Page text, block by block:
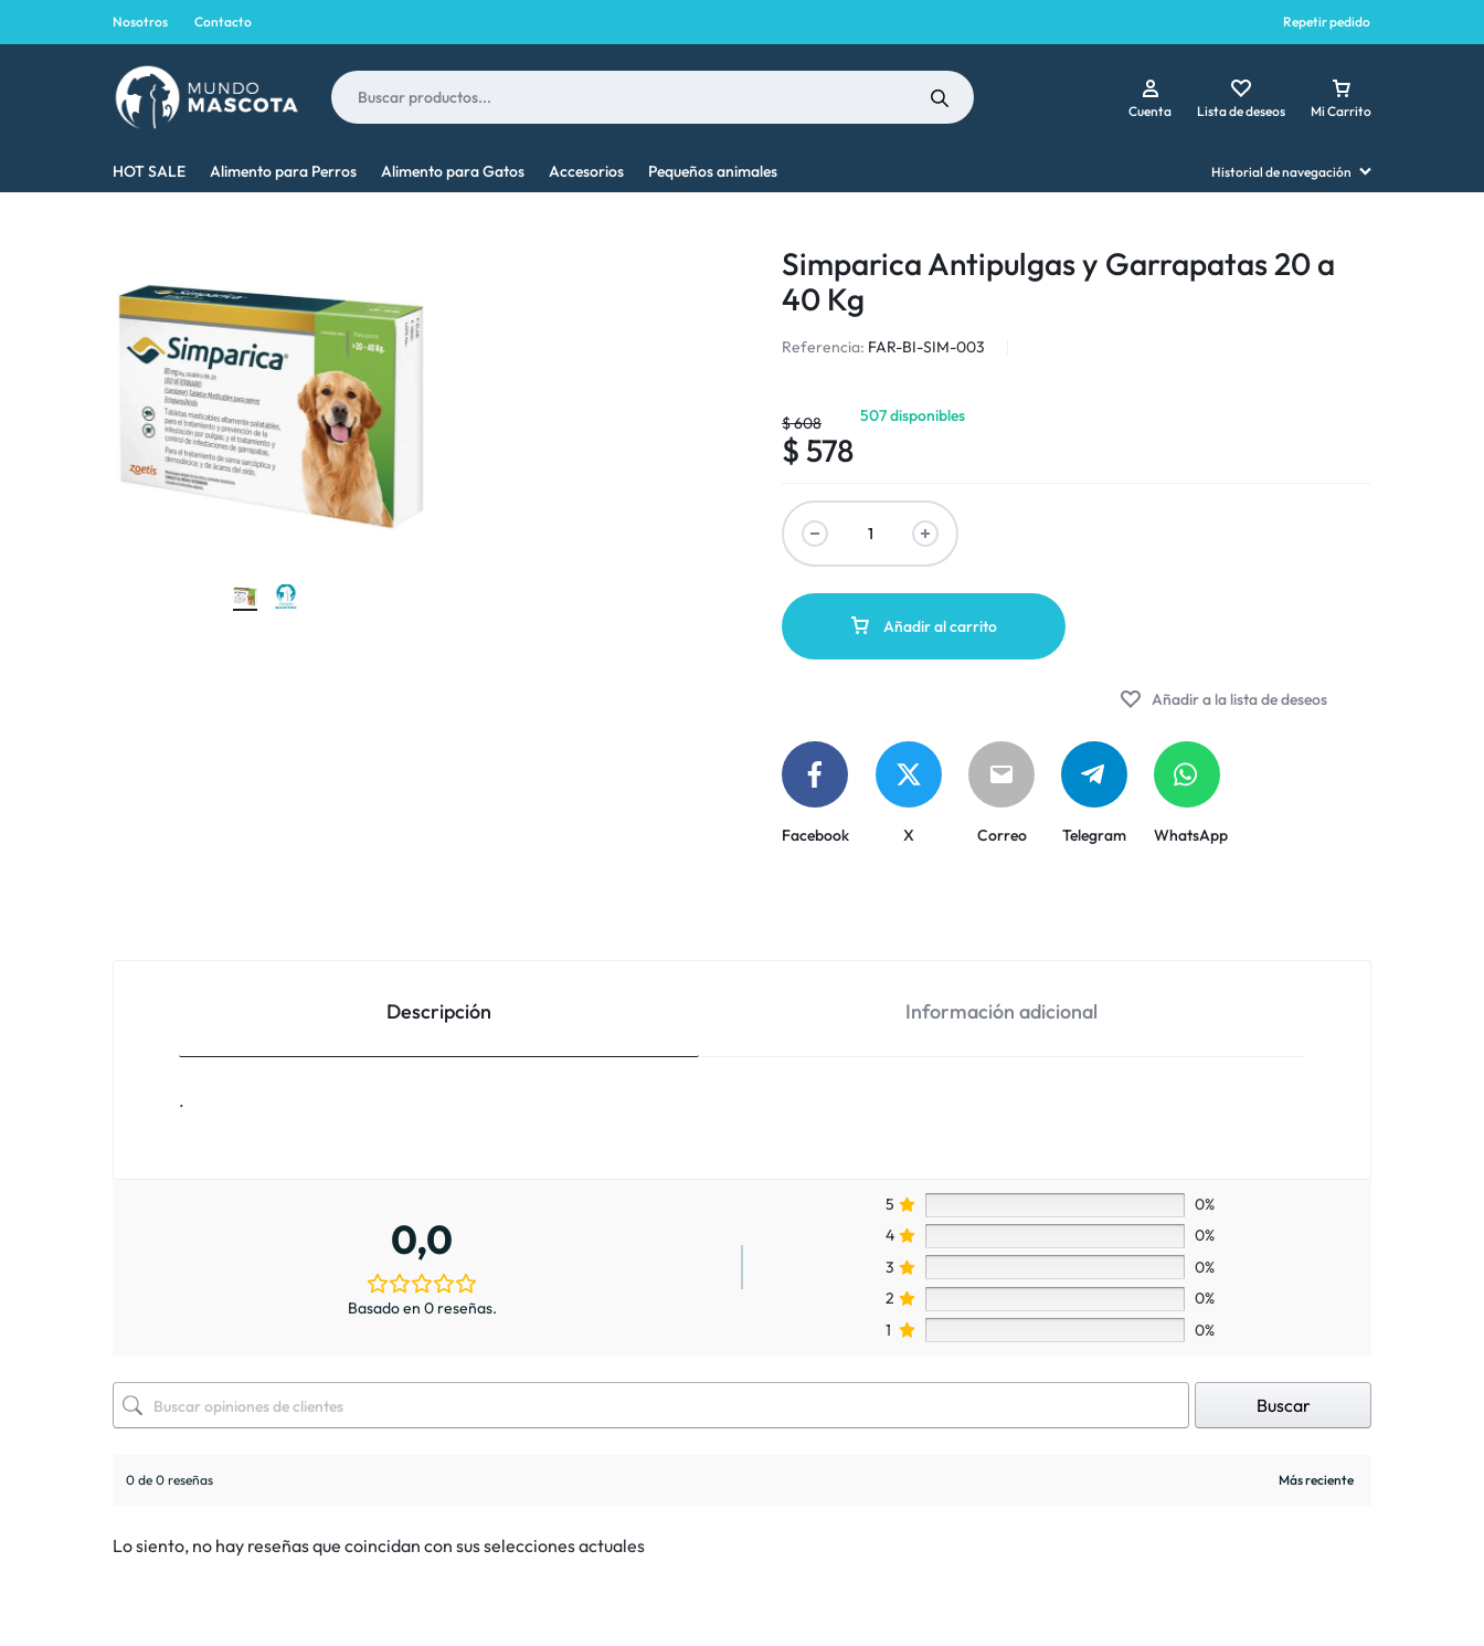
Nosotros Contacto Repetir pedido
MASCOTA
MEJOR
TU
MASCOTA
Cuenta Lista de deseos Mi Carrito
HOT SALE Alimento para Perros Alimento para Gatos Accesorios Pequeños animales Historial de navegación
Simparica Antipulgas y Garrapatas 20 a
40 Kg
Referencia: FAR-BI-SIM-003
$608
$ 578
507 disponibles
Añadir al carrito
Añadir a la lista de deseos
Facebook X Correo Telegram WhatsApp
Descripción Información adicional
.
0,0
Basado en 0 reseñas.
5
0%
4
0%
3
0%
2
0%
1
0%
Buscar
0 de 0 reseñas
Lo siento, no hay reseñas que coincidan con sus selecciones actuales